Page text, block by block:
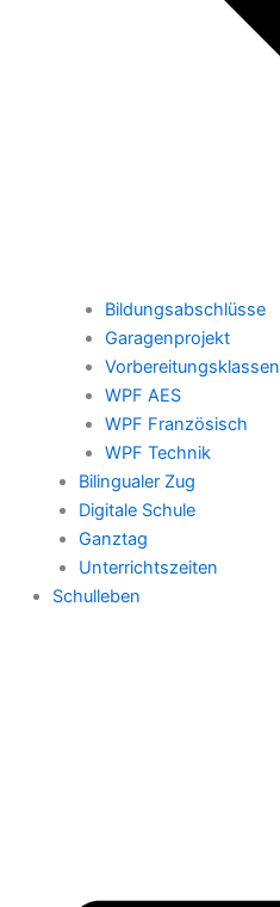
Bildungsabschlüsse
Garagenprojekt
Vorbereitungsklassen
WPF AES
WPF Französisch
WPF Technik
Bilingualer Zug
Digitale Schule
Ganztag
Unterrichtszeiten
Schulleben